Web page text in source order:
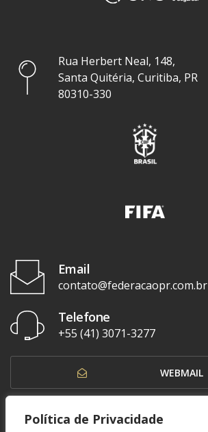
Política de Privacidade
Rua Herbert Neal, 148,
Santa Quitéria, Curitiba, PR
80310-330
Email
contato@federacaopr.com.br
Telefone
+55 (41) 3071-3277
WEBMAIL
OUVIDORIA